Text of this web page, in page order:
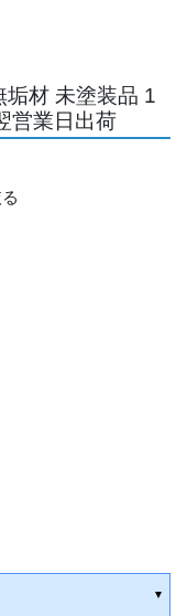
材 未塗装品 1
営業日出荷